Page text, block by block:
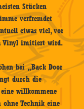
Stücken
verfremdet
etwas viel, vor
Vinyl imitiert wird.
bei „Back Door
durch die
willkommene
ohne Technik eine